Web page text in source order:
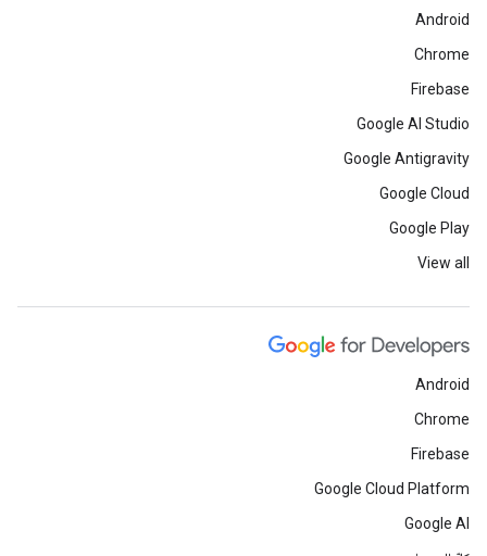
Android
Chrome
Firebase
Google AI Studio
Google Antigravity
Google Cloud
Google Play
View all
Android
Chrome
Firebase
Google Cloud Platform
Google AI